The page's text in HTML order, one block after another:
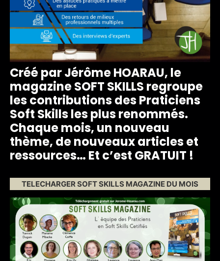
Créé parJérôme HOARAU, le
magazine SOFT SKILLS regroupe
les contributions des Praticiens
Soft Skills les plus renommés.
Chaque mois, un nouveau
thème, de nouveaux articles et
ressources… Et c’est GRATUIT !
TELECHARGER SOFT SKILLS MAGAZINE DU MOIS